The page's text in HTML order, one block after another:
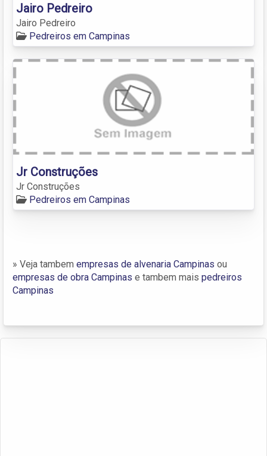
Jairo Pedreiro
Jairo Pedreiro
Pedreiros em Campinas
Jr Construções
Jr Construções
Pedreiros em Campinas
» Veja tambem empresas de alvenaria Campinas ou
empresas de obra Campinas e tambem mais pedreiros
Campinas